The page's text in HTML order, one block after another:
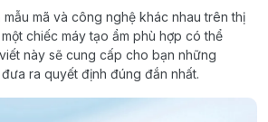
mã và công nghệ khác nhau trên thị
chiếc máy tạo ẩm phù hợp có thể
này sẽ cung cấp cho bạn những
ra quyết định đúng đắn nhất.